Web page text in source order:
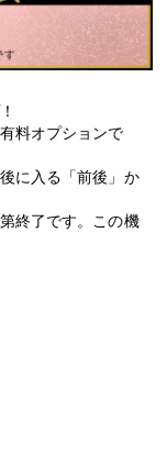
料オプションで
に入る「前後」か
終了です。この機